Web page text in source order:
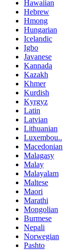
Hawaiian
Hebrew
Hmong
Hungarian
Icelandic
Igbo
Javanese
Kannada
Kazakh
Khmer
Kurdish
Kyrgyz
Latin
Latvian
Lithuanian
Luxembou..
Macedonian
Malagasy
Malay
Malayalam
Maltese
Maori
Marathi
Mongolian
Burmese
Nepali
Norwegian
Pashto